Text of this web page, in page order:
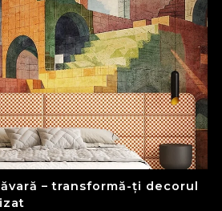
– transformă-ți decorul